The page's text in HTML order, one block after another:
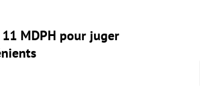
MDPH pour juger